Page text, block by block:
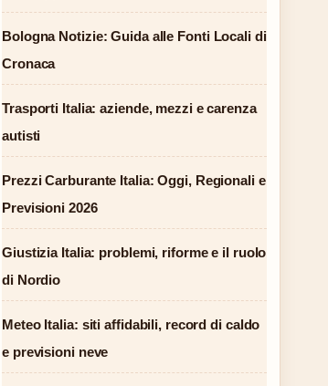
Bologna Notizie: Guida alle Fonti Locali di
Cronaca
Trasporti Italia: aziende, mezzi e carenza
autisti
Prezzi Carburante Italia: Oggi, Regionali e
Previsioni 2026
Giustizia Italia: problemi, riforme e il ruolo
di Nordio
Meteo Italia: siti affidabili, record di caldo
e previsioni neve